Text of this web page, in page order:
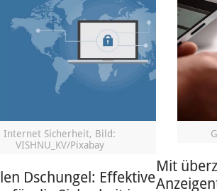
Internet Sicherheit, Bild:
VISHNU_KV/Pixabay
Dschungel: Effektive
Mit